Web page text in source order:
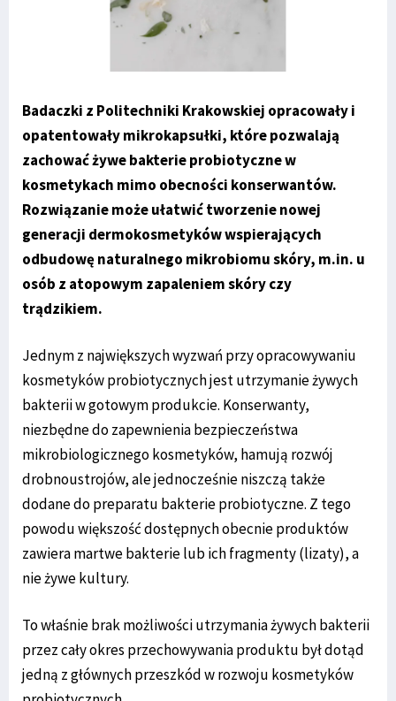
Badaczki z Politechniki Krakowskiej opracowały i
opatentowały mikrokapsułki, które pozwalają
zachować żywe bakterie probiotyczne w
kosmetykach mimo obecności konserwantów.
Rozwiązanie może ułatwić tworzenie nowej
generacji dermokosmetyków wspierających
odbudowę naturalnego mikrobiomu skóry, m.in. u
osób z atopowym zapaleniem skóry czy
trądzikiem.
Jednym z największych wyzwań przy opracowywaniu
kosmetyków probiotycznych jest utrzymanie żywych
bakterii w gotowym produkcie. Konserwanty,
niezbędne do zapewnienia bezpieczeństwa
mikrobiologicznego kosmetyków, hamują rozwój
drobnoustrojów, ale jednocześnie niszczą także
dodane do preparatu bakterie probiotyczne. Z tego
powodu większość dostępnych obecnie produktów
zawiera martwe bakterie lub ich fragmenty (lizaty), a
nie żywe kultury.
To właśnie brak możliwości utrzymania żywych bakterii
przez cały okres przechowywania produktu był dotąd
jedną z głównych przeszkód w rozwoju kosmetyków